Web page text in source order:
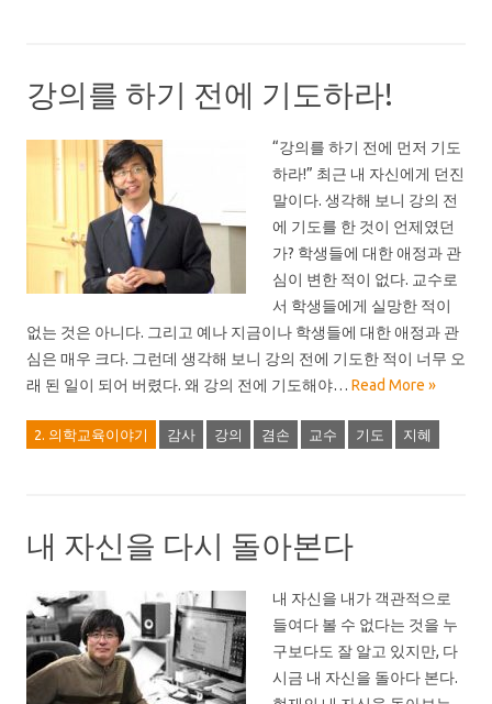
강의를 하기 전에 기도하라!
“강의를 하기 전에 먼저 기도
하라!” 최근 내 자신에게 던진
말이다. 생각해 보니 강의 전
에 기도를 한 것이 언제였던
가? 학생들에 대한 애정과 관
심이 변한 적이 없다. 교수로
서 학생들에게 실망한 적이
없는 것은 아니다. 그리고 예나 지금이나 학생들에 대한 애정과 관
심은 매우 크다. 그런데 생각해 보니 강의 전에 기도한 적이 너무 오
래 된 일이 되어 버렸다. 왜 강의 전에 기도해야… Read More »
2. 의학교육이야기 감사 강의 겸손 교수 기도 지혜
내 자신을 다시 돌아본다
내 자신을 내가 객관적으로
들여다 볼 수 없다는 것을 누
구보다도 잘 알고 있지만, 다
시금 내 자신을 돌아다 본다.